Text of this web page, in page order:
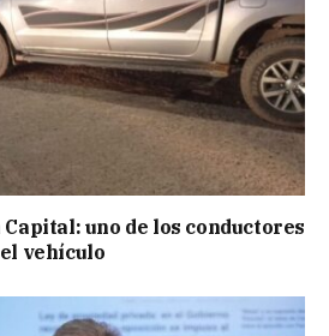
uno de los conductores
vehículo